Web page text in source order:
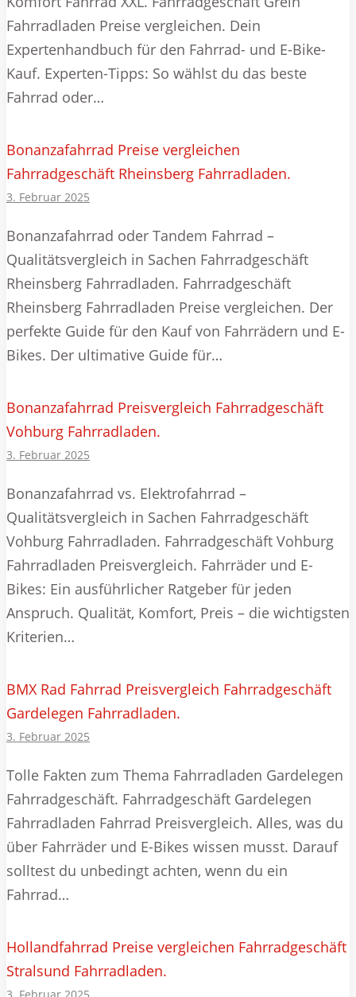
Fahrradladen Preise vergleichen. Dein
Expertenhandbuch für den Fahrrad- und E-Bike-
Kauf. Experten-Tipps: So wählst du das beste
Fahrrad oder…
Bonanzafahrrad Preise vergleichen
Fahrradgeschäft Rheinsberg Fahrradladen.
3. Februar 2025
Bonanzafahrrad oder Tandem Fahrrad –
Qualitätsvergleich in Sachen Fahrradgeschäft
Rheinsberg Fahrradladen. Fahrradgeschäft
Rheinsberg Fahrradladen Preise vergleichen. Der
perfekte Guide für den Kauf von Fahrrädern und E-
Bikes. Der ultimative Guide für…
Bonanzafahrrad Preisvergleich Fahrradgeschäft
Vohburg Fahrradladen.
3. Februar 2025
Bonanzafahrrad vs. Elektrofahrrad –
Qualitätsvergleich in Sachen Fahrradgeschäft
Vohburg Fahrradladen. Fahrradgeschäft Vohburg
Fahrradladen Preisvergleich. Fahrräder und E-
Bikes: Ein ausführlicher Ratgeber für jeden
Anspruch. Qualität, Komfort, Preis – die wichtigsten
Kriterien…
BMX Rad Fahrrad Preisvergleich Fahrradgeschäft
Gardelegen Fahrradladen.
3. Februar 2025
Tolle Fakten zum Thema Fahrradladen Gardelegen
Fahrradgeschäft. Fahrradgeschäft Gardelegen
Fahrradladen Fahrrad Preisvergleich. Alles, was du
über Fahrräder und E-Bikes wissen musst. Darauf
solltest du unbedingt achten, wenn du ein
Fahrrad…
Hollandfahrrad Preise vergleichen Fahrradgeschäft
Stralsund Fahrradladen.